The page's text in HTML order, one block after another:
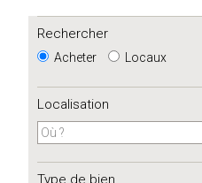
Rechercher
Acheter Locaux
Localisation
Type de bien